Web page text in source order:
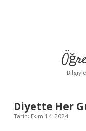
Diyette Her
Tarih: Ekim 14, 2024